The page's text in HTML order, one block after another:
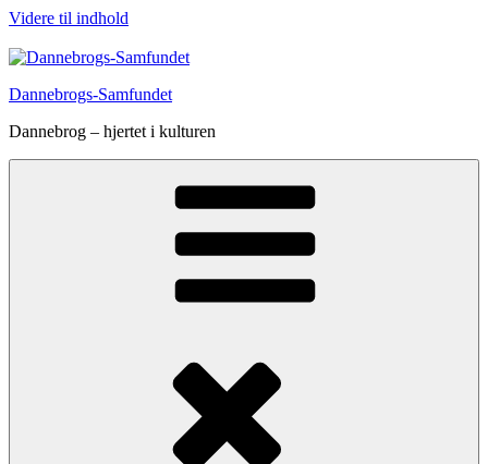
Videre til indhold
Dannebrogs-Samfundet
Dannebrog – hjertet i kulturen